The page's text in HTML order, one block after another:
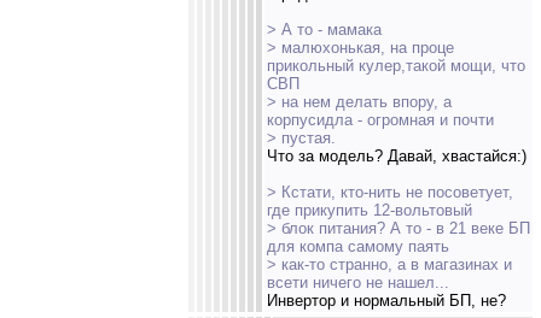
> А то - мамака
> малюхонькая, на проце
прикольный кулер,такой мощи, что
СВП
> на нем делать впору, а
корпусидла - огромная и почти
> пустая.
Что за модель? Давай, хвастайся:)
> Кстати, кто-нить не посоветует,
где прикупить 12-вольтовый
> блок питания? А то - в 21 веке БП
для компа самому паять
> как-то странно, а в магазинах и
всети ничего не нашел...
Инвертор и нормальный БП, не?